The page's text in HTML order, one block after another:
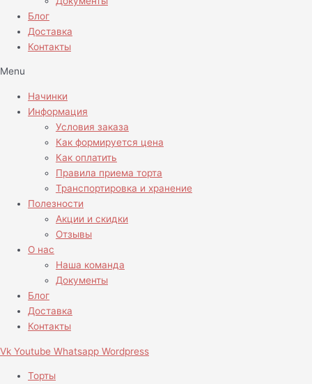
Блог
Доставка
Контакты
Menu
Начинки
Информация
Условия заказа
Как формируется цена
Как оплатить
Правила приема торта
Транспортировка и хранение
Полезности
Акции и скидки
Отзывы
О нас
Наша команда
Документы
Блог
Доставка
Контакты
Vk Youtube Whatsapp Wordpress
Торты